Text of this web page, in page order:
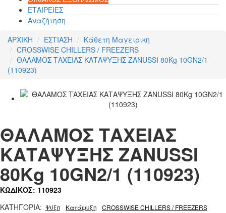
ΕΤΑΙΡΕΙΕΣ
Αναζήτηση
ΑΡΧΙΚΗ
ΕΣΤΙΑΣΗ
Κάθετη Μαγειρικη
CROSSWISE CHILLERS / FREEZERS
ΘΑΛΑΜΟΣ ΤΑΧΕΙΑΣ ΚΑΤΑΨΥΞΗΣ ZANUSSI 80Kg 10GN2/1
(110923)
ΘΑΛΑΜΟΣ ΤΑΧΕΙΑΣ
ΚΑΤΑΨΥΞΗΣ ZANUSSI
80Kg 10GN2/1 (110923)
ΚΩΔΙΚΟΣ: 110923
ΚΑΤΗΓΟΡΙΑ: Ψύξη Κατάψυξη CROSSWISE CHILLERS / FREEZERS